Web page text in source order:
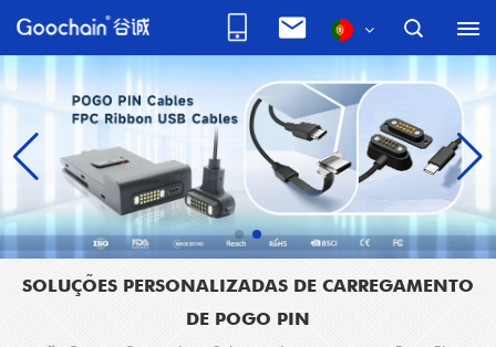
SOLUÇÕES PERSONALIZADAS DE CARREGAMENTO
DE POGO PIN